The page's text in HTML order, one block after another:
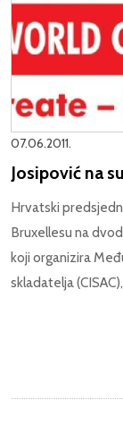
07.06.2011.
Josipović na
Hrvatski
Bruxellesu na
koji organizira
skladatelja